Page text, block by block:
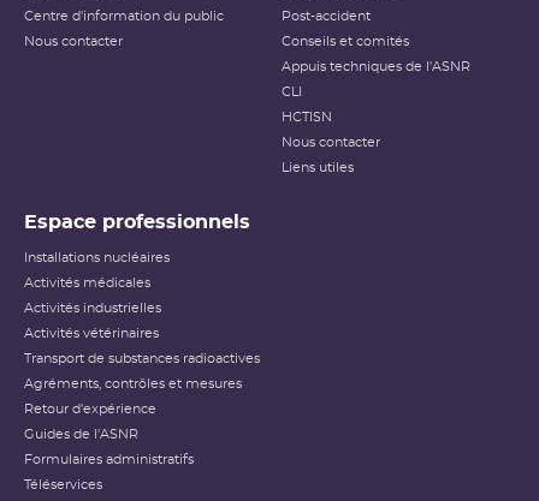
Centre d'information du public
Nous contacter
Post-accident
Conseils et comités
Appuis techniques de l'ASNR
CLI
HCTISN
Nous contacter
Liens utiles
Espace professionnels
Installations nucléaires
Activités médicales
Activités industrielles
Activités vétérinaires
Transport de substances radioactives
Agréments, contrôles et mesures
Retour d'expérience
Guides de l'ASNR
Formulaires administratifs
Téléservices